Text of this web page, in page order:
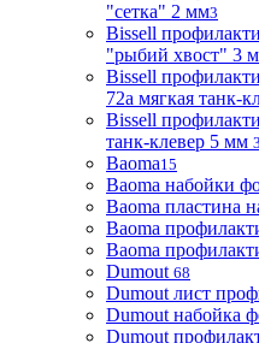
"сетка" 2 мм3
Bissell
"рыбий хвост" 3
Bissell
72а мягкая танк-
Bissell
танк-клевер 5 мм 3
Baoma15
Baoma набойки
Baoma пластина
Baoma
Baoma
Dumout 68
Dumout лист
Dumout набойка
Dumout